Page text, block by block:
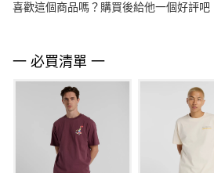
喜歡這個商品嗎？購買後給他一個好評吧
一 必買清單 一